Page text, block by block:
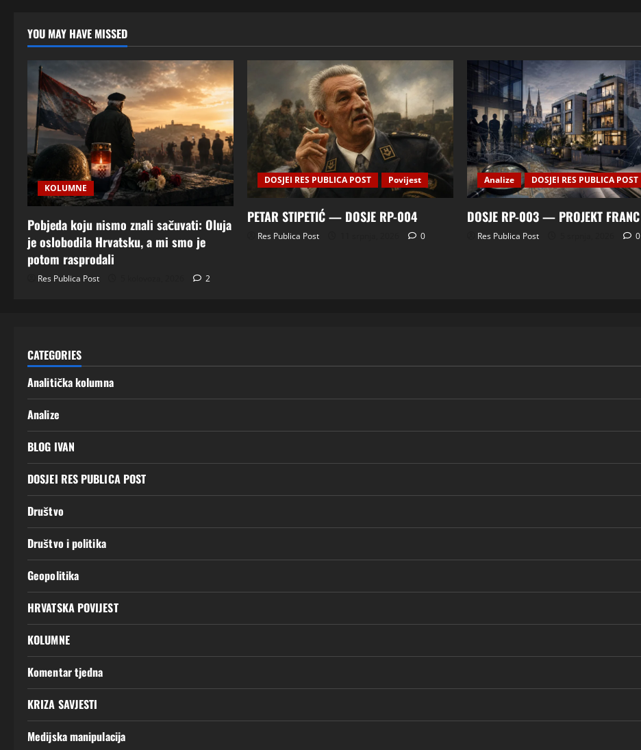
YOU MAY HAVE MISSED
KOLUMNE
Pobjeda koju nismo znali sačuvati: Oluja
je oslobodila Hrvatsku, a mi smo je
potom rasprodali
Res Publica Post 2
DOSJEI RES PUBLICA POST Povijest
PETAR STIPETIĆ — DOSJE RP-004
Res Publica Post 0
Analize DOSJEI RES PUBLICA POST
DOSJE RP-003 — PROJEKT FRANC
Res Publica Post 0
CATEGORIES
Analitička kolumna
Analize
BLOG IVAN
DOSJEI RES PUBLICA POST
Društvo
Društvo i politika
Geopolitika
HRVATSKA POVIJEST
KOLUMNE
Komentar tjedna
KRIZA SAVJESTI
Medijska manipulacija